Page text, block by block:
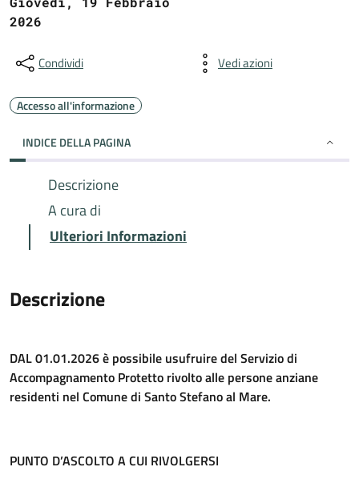
2026
Condividi Vedi azioni
Accesso all'informazione
INDICE DELLA PAGINA
Descrizione
A cura di
Ulteriori Informazioni
Descrizione
DAL 01.01.2026 è possibile usufruire del Servizio di
Accompagnamento Protetto rivolto alle persone anziane
residenti nel Comune di Santo Stefano al Mare.
PUNTO D’ASCOLTO A CUI RIVOLGERSI